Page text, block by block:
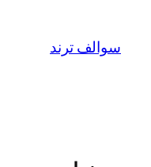
المحتوى
سوالف ترند